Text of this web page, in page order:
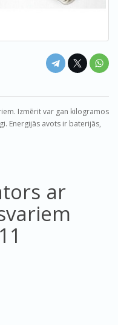
Izmērit var gan kilogramos
Energijās avots ir baterijās,
ar